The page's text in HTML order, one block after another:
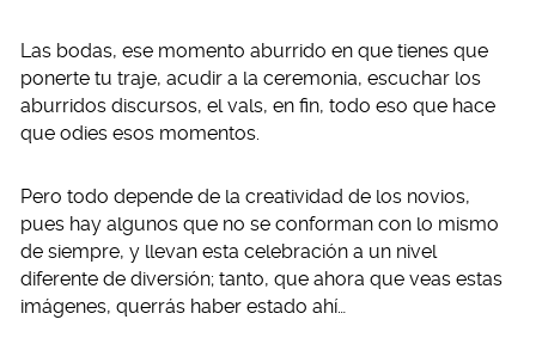
Las bodas, ese momento aburrido en que tienes que
ponerte tu traje, acudir a la ceremonia, escuchar los
aburridos discursos, el vals, en fin, todo eso que hace
que odies esos momentos.
Pero todo depende de la creatividad de los novios,
pues hay algunos que no se conforman con lo mismo
de siempre, y llevan esta celebración a un nivel
diferente de diversión; tanto, que ahora que veas estas
imágenes, querrás haber estado ahí…